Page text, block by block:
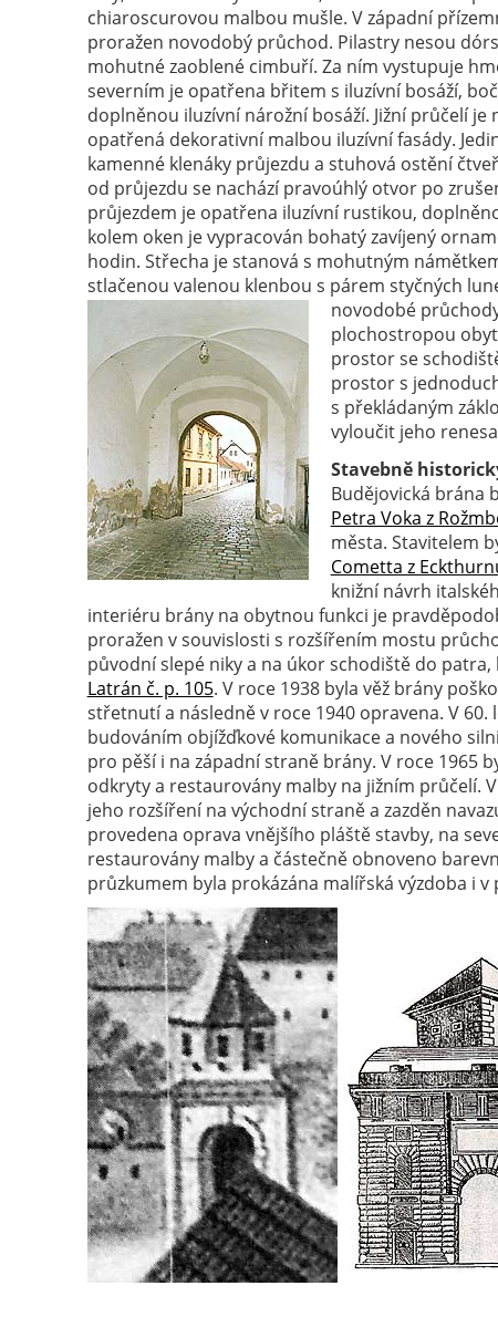
chiaroscurovou malbou mušle. V západní
proražen novodobý průchod. Pilastry nesou
mohutné zaoblené cimbuří. Za ním vystupuje
severním je opatřena břitem s iluzívní bosáží,
doplněnou iluzívní nárožní bosáží. Jižní průčelí
opatřená dekorativní malbou iluzívní fasády.
kamenné klenáky průjezdu a stuhová ostění
od průjezdu se nachází pravoúhlý otvor po
průjezdem je opatřena iluzívní rustikou,
kolem oken je vypracován bohatý zavíjený
hodin. Střecha je stanová s mohutným
stlačenou valenou klenbou s párem styčných
novodobé
plochostropou
prostor se
prostor s
s překládaným
vyloučit jeho
Stavebně
Budějovická brána
Petra Voka z
města. Stavitelem
Cometta z
knižní návrh
interiéru brány na obytnou funkci je
proražen v souvislosti s rozšířením mostu
původní slepé niky a na úkor schodiště do
Latrán č. p. 105. V roce 1938 byla věž brány
střetnutí a následně v roce 1940 opravena. V
budováním objížďkové komunikace a nového
pro pěší i na západní straně brány. V roce 1965
odkryty a restaurovány malby na jižním průčelí.
jeho rozšíření na východní straně a zazděn
provedena oprava vnějšího pláště stavby, na
restaurovány malby a částečně obnoveno
průzkumem byla prokázána malířská výzdoba i v